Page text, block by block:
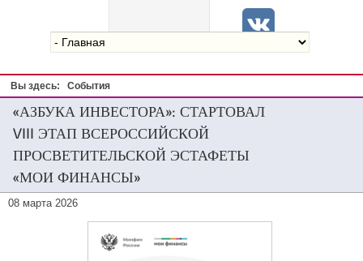
Вы здесь: События
«АЗБУКА ИНВЕСТОРА»: СТАРТОВАЛ
VIII ЭТАП ВСЕРОССИЙСКОЙ
ПРОСВЕТИТЕЛЬСКОЙ ЭСТАФЕТЫ
«МОИ ФИНАНСЫ»
08 марта 2026